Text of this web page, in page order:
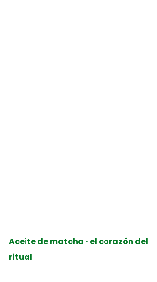
Aceite de matcha · el corazón del
ritual